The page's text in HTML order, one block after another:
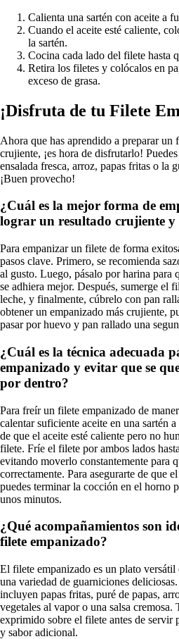
Calienta una sartén con aceite a
Cuando el aceite esté caliente,
la sartén.
Cocina cada lado del filete hasta
Retira los filetes y colócalos en
exceso de grasa.
¡Disfruta de tu Filete
Ahora que has aprendido a preparar
crujiente, ¡es hora de disfrutarlo!
ensalada fresca, arroz, papas fritas o la
¡Buen provecho!
¿Cuál es la mejor forma de
lograr un resultado crujiente y
Para empanizar un filete de forma
pasos clave. Primero, se recomienda
al gusto. Luego, pásalo por harina para
se adhiera mejor. Después, sumerge el
leche, y finalmente, cúbrelo con pan
obtener un empanizado más crujiente,
pasar por huevo y pan rallado una
¿Cuál es la técnica adecuada
empanizado y evitar que se
por dentro?
Para freír un filete empanizado de
calentar suficiente aceite en una sartén
de que el aceite esté caliente pero no
filete. Fríe el filete por ambos lados
evitando moverlo constantemente para
correctamente. Para asegurarte de que
puedes terminar la cocción en el horno
unos minutos.
¿Qué acompañamientos son
filete empanizado?
El filete empanizado es un plato versátil
una variedad de guarniciones
incluyen papas fritas, puré de papas,
vegetales al vapor o una salsa cremosa.
exprimido sobre el filete antes de servir
y sabor adicional.